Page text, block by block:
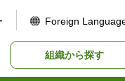
Foreign
組織から探す